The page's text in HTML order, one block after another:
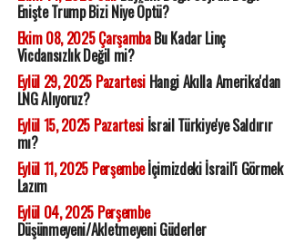
Enişte Trump Bizi Niye Öptü?
Ekim 08, 2025 ÇarşambaBu Kadar Linç
Vicdansızlık Değil mi?
Eylül 29, 2025 PazartesiHangi Akılla Amerika'dan
LNG Alıyoruz?
Eylül 15, 2025 Pazartesiİsrail Türkiye'ye Saldırır
mı?
Eylül 11, 2025 Perşembeİçimizdeki İsrail'i Görmek
Lazım
Eylül 04, 2025 Perşembe
Düşünmeyeni/Akletmeyeni Güderler